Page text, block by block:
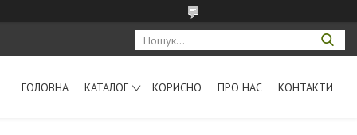
ГОЛОВНА КАТАЛОГ КОРИСНО ПРО НАС КОНТАКТИ